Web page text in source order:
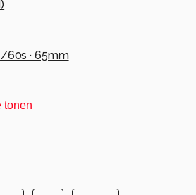
)
60s ·65mm
tonen